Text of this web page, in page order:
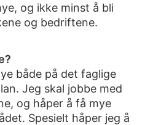
og ikke minst å bli
og bedriftene.
både på det faglige
Jeg skal jobbe med
og håper å få mye
Spesielt håper jeg å